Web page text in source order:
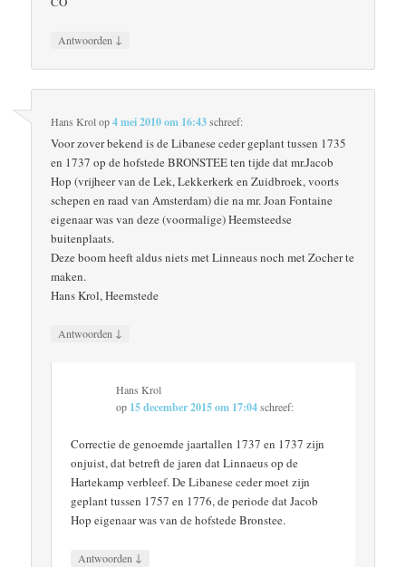
Antwoorden ↓
Hans Krolop4 mei 2010 om 16:43schreef:
Voor zover bekend is de Libanese ceder geplant tussen 1735
en 1737 op de hofstede BRONSTEE ten tijde dat mr.Jacob
Hop (vrijheer van de Lek, Lekkerkerk en Zuidbroek, voorts
schepen en raad van Amsterdam) die na mr. Joan Fontaine
eigenaar was van deze (voormalige) Heemsteedse
buitenplaats.
Deze boom heeft aldus niets met Linneaus noch met Zocher te
maken.
Hans Krol, Heemstede
Antwoorden ↓
Hans Krol
op 15 december 2015 om 17:04 schreef:
Correctie de genoemde jaartallen 1737 en 1737 zijn
onjuist, dat betreft de jaren dat Linnaeus op de
Hartekamp verbleef. De Libanese ceder moet zijn
geplant tussen 1757 en 1776, de periode dat Jacob
Hop eigenaar was van de hofstede Bronstee.
Antwoorden ↓